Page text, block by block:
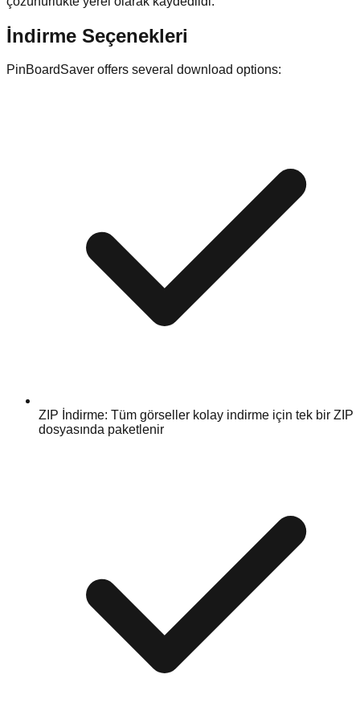
İndirme Seçenekleri
PinBoardSaver offers several download options:
ZIP İndirme: Tüm görseller kolay indirme için tek bir ZIP
dosyasında paketlenir